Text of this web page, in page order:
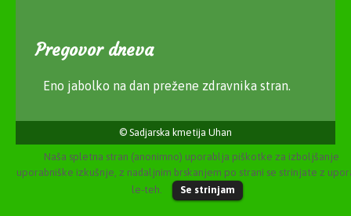
Pregovor dneva
Eno jabolko na dan prežene zdravnika stran.
© Sadjarska kmetija Uhan
Naša spletna stran (anonimno) uporablja piškotke za izboljšanje
uporabniške izkušnje, z nadaljnim brskanjem po strani se strinjate z
le-teh.
Se strinjam